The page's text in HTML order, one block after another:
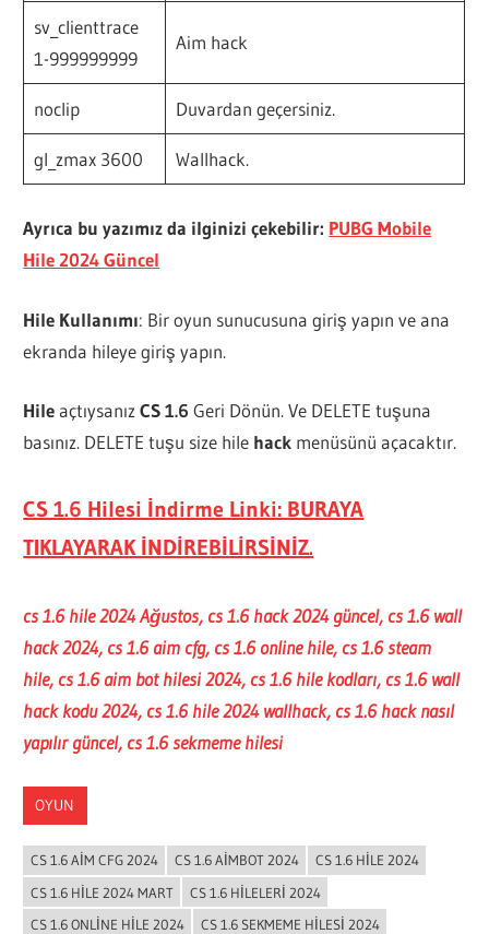
sv_clienttrace
1-999999999
Aim hack
noclip Duvardan geçersiniz.
gl_zmax 3600 Wallhack.
Ayrıca bu yazımız da ilginizi çekebilir: PUBG Mobile
Hile 2024 Güncel
Hile Kullanımı: Bir oyun sunucusuna giriş yapın ve ana
ekranda hileye giriş yapın.
HileaçtıysanızCS 1.6 Geri Dönün. Ve DELETE tuşuna
basınız. DELETE tuşu size hile hack menüsünü açacaktır.
CS 1.6 Hilesi İndirme Linki: BURAYA
TIKLAYARAK İNDİREBİLİRSİNİZ.
cs 1.6 hile 2024 Ağustos, cs 1.6 hack 2024 güncel, cs 1.6 wall
hack 2024, cs 1.6 aim cfg, cs 1.6 online hile, cs 1.6 steam
hile, cs 1.6 aim bot hilesi 2024, cs 1.6 hile kodları, cs 1.6 wall
hack kodu 2024, cs 1.6 hile 2024 wallhack, cs 1.6 hack nasıl
yapılır güncel, cs 1.6 sekmeme hilesi
OYUN
CS 1.6 AIM CFG 2024 CS 1.6 AIMBOT 2024
CS 1.6 HILE 2024
CS 1.6 HILE 2024 MART
CS 1.6 HILELERI 2024
CS 1.6 ONLINE HILE 2024
CS 1.6 SEKMEME HILESI 2024